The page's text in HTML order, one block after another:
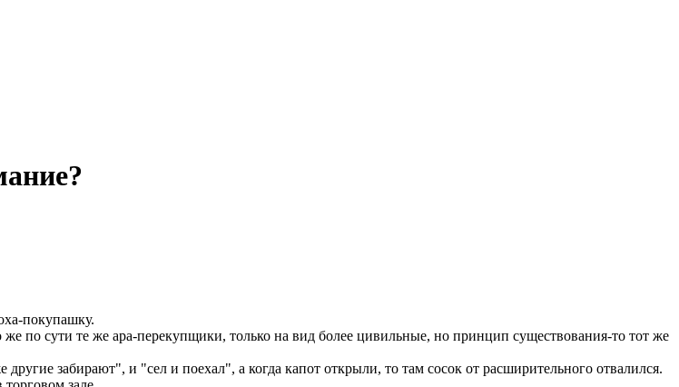
покупашку.
сути те же ара-перекупщики, только на вид более цивильные, но принцип существования-то тот же
забирают", и "сел и поехал", а когда капот открыли, то там сосок от расширительного отвалился.